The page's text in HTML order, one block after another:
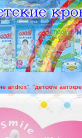
androx", "детские